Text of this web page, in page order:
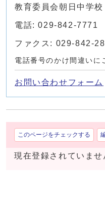
教育委員会朝日中学校
電話: 029-842-7771
ファクス: 029-842-
電話番号のかけ間違いに
お問い合わせフォーム
このページをチェックする
現在登録されていませ